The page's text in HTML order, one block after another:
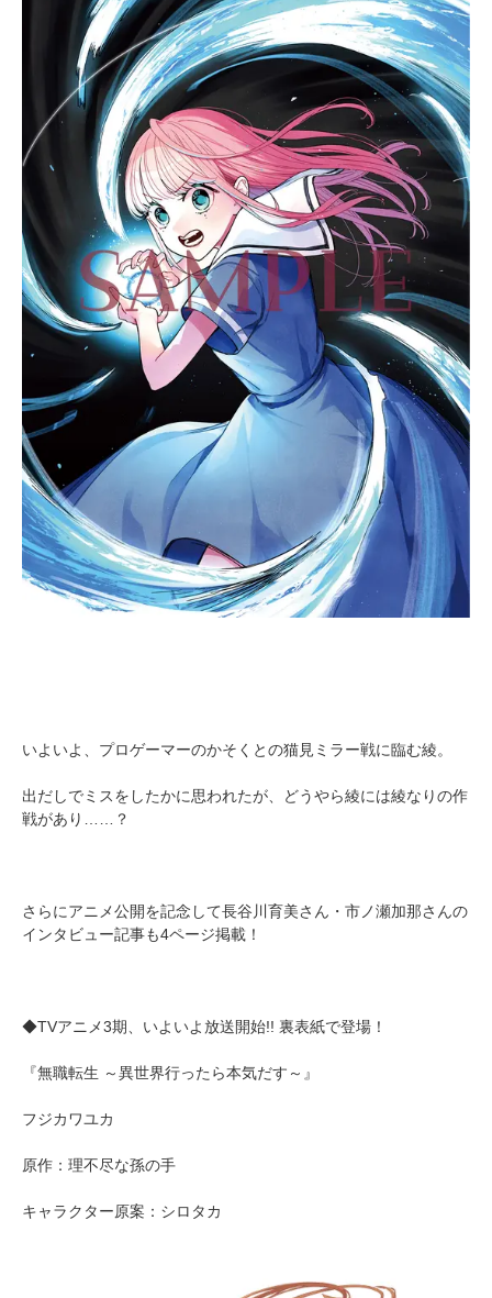
いよいよ、プロゲーマーのかそくとの猫見ミラー戦に臨む綾。
出だしでミスをしたかに思われたが、どうやら綾には綾なりの作
戦があり……？
さらにアニメ公開を記念して長谷川育美さん・市ノ瀬加那さんの
インタビュー記事も4ページ掲載！
◆TVアニメ3期、いよいよ放送開始!! 裏表紙で登場！
『無職転生 ～異世界行ったら本気だす～』
フジカワユカ
原作：理不尽な孫の手
キャラクター原案：シロタカ